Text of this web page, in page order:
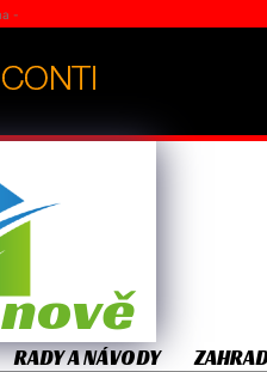
-
nově
RADY A NÁVODY